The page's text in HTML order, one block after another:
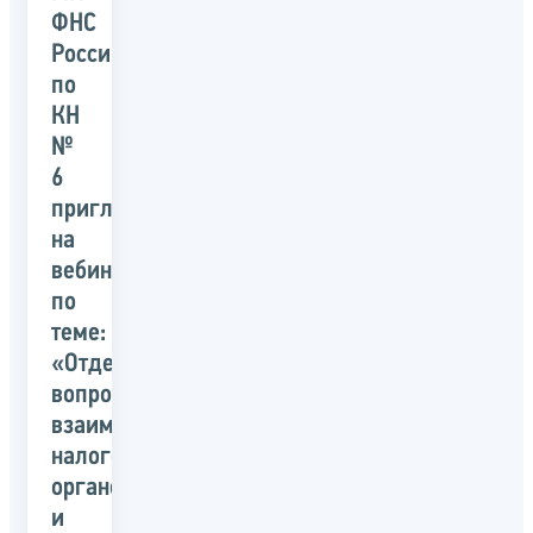
ФНС
России
по
КН
№
6
приглашает
на
вебинар
по
теме:
«Отдельные
вопросы
взаимодействия
налоговых
органов
и